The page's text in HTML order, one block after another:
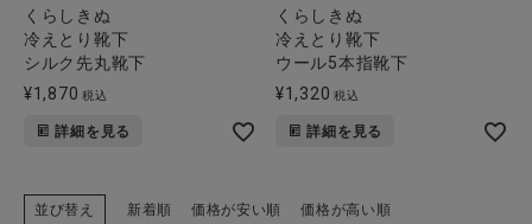
くらしきぬ
冷えとり靴下
シルク先丸靴下
¥1,870 税込
詳細を見る
くらしきぬ
冷えとり靴下
ウール5本指靴下
¥1,320 税込
詳細を見る
並び替え 新着順 価格が安い順 価格が高い順